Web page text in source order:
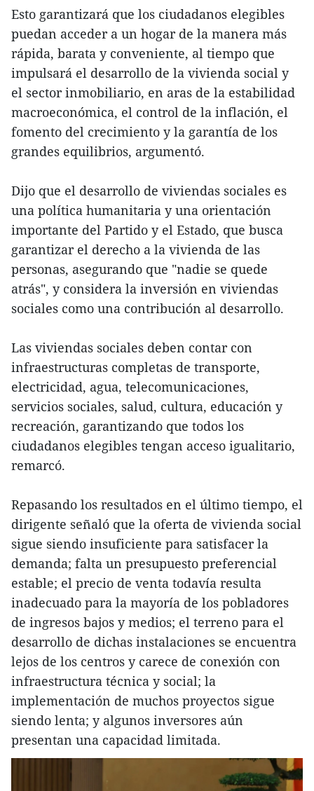
Esto garantizará que los ciudadanos elegibles
puedan acceder a un hogar de la manera más
rápida, barata y conveniente, al tiempo que
impulsará el desarrollo de la vivienda social y
el sector inmobiliario, en aras de la estabilidad
macroeconómica, el control de la inflación, el
fomento del crecimiento y la garantía de los
grandes equilibrios, argumentó.
Dijo que el desarrollo de viviendas sociales es
una política humanitaria y una orientación
importante del Partido y el Estado, que busca
garantizar el derecho a la vivienda de las
personas, asegurando que "nadie se quede
atrás", y considera la inversión en viviendas
sociales como una contribución al desarrollo.
Las viviendas sociales deben contar con
infraestructuras completas de transporte,
electricidad, agua, telecomunicaciones,
servicios sociales, salud, cultura, educación y
recreación, garantizando que todos los
ciudadanos elegibles tengan acceso igualitario,
remarcó.
Repasando los resultados en el último tiempo, el
dirigente señaló que la oferta de vivienda social
sigue siendo insuficiente para satisfacer la
demanda; falta un presupuesto preferencial
estable; el precio de venta todavía resulta
inadecuado para la mayoría de los pobladores
de ingresos bajos y medios; el terreno para el
desarrollo de dichas instalaciones se encuentra
lejos de los centros y carece de conexión con
infraestructura técnica y social; la
implementación de muchos proyectos sigue
siendo lenta; y algunos inversores aún
presentan una capacidad limitada.